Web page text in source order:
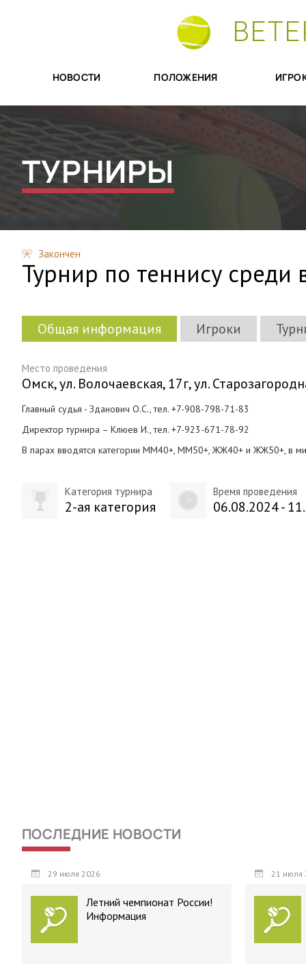
НОВОСТИ ПОЛОЖЕНИЯ
ТУРНИРЫ
Закончен
Турнир по теннису среди
Общая информация Игроки
Место проведения
Омск, ул. Волочаевская, 17г, ул.
Главный судья - Зданович О.С., тел. +7-908-798-71-83
Директор турнира – Клюев И., тел. +7-923-671-78-92
В парах вводятся категории ММ40+, ММ50+, ЖЖ40+ и ЖЖ50+, в
Категория турнира
2-ая категория
Время проведения
06.08.2024 -
ПОСЛЕДНИЕ НОВОСТИ
29 июля 2026
Летний чемпионат России!
Информация
21 июля